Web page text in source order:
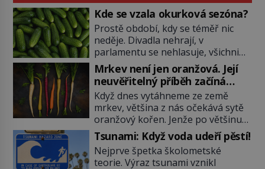
Kde se vzala okurková sezóna?
Prostě období, kdy se téměř nic
neděje. Divadla nehrají, v
parlamentu se nehlasuje, všichni
jsou na dovolené a média tak
nemají o čem mluvit a psát. A
vymýšlejí si proto témata, které
nikoho nezajímají. Proč je však ona
letní doba spojovaná zrovna s
okurkami? Okurkovou sezónu
známe už od poloviny 19. století,
ovšem jako Češi […]
Mrkev není jen oranžová. Její
neuvěřitelný příběh začíná
fialovou barvou
Když dnes vytáhneme ze země
mrkev, většina z nás očekává sytě
oranžový kořen. Jenže po většinu
své historie je mrkev všechno
možné, jen ne oranžová. Je fialová,
žlutá, bílá, někdy dokonce téměř
Tsunami: Když voda udeří pěstí!
Nejprve špetka školometské
teorie. Výraz tsunami vznikl